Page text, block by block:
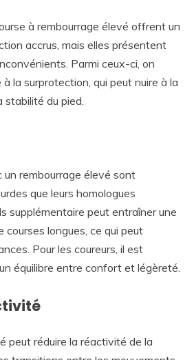
à rembourrage élevé offrent un
accrus, mais elles présentent
Parmi ceux-ci, on
la surprotection, qui peut nuire à la
stabilité du pied.
un rembourrage élevé sont
que leurs homologues
supplémentaire peut entraîner une
courses longues, ce qui peut
Pour les coureurs, il est
équilibre entre confort et légèreté.
peut réduire la réactivité de la